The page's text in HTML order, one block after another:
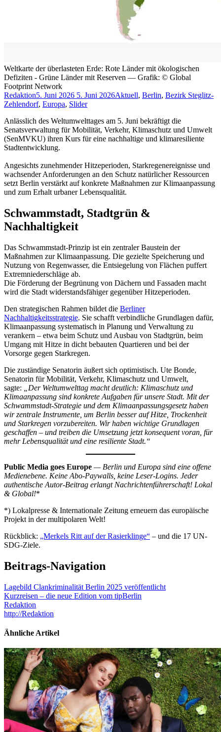
Weltkarte der überlasteten Erde: Rote Länder mit ökologischen
Defiziten - Grüne Länder mit Reserven — Grafik: © Global
Footprint Network
Redaktion5. Juni 2026 5. Juni 2026Aktuell, Berlin, Bezirk Steglitz-
Zehlendorf, Europa, Slider
Anlässlich des Weltumwelttages am 5. Juni bekräftigt die
Senatsverwaltung für Mobilität, Verkehr, Klimaschutz und Umwelt
(SenMVKU) ihren Kurs für eine nachhaltige und klimaresiliente
Stadtentwicklung.
Angesichts zunehmender Hitzeperioden, Starkregenereignisse und
wachsender Anforderungen an den Schutz natürlicher Ressourcen
setzt Berlin verstärkt auf konkrete Maßnahmen zur Klimaanpassung
und zum Erhalt urbaner Lebensqualität.
Schwammstadt, Stadtgrün &
Nachhaltigkeit
Das Schwammstadt-Prinzip ist ein zentraler Baustein der
Maßnahmen zur Klimaanpassung. Die gezielte Speicherung und
Nutzung von Regenwasser, die Entsiegelung von Flächen puffert
Extremniederschläge ab.
Die Förderung der Begrünung von Dächern und Fassaden macht
wird die Stadt widerstandsfähiger gegenüber Hitzeperioden.
Den strategischen Rahmen bildet die Berliner
Nachhaltigkeitsstrategie. Sie schafft verbindliche Grundlagen dafür,
Klimaanpassung systematisch in Planung und Verwaltung zu
verankern – etwa beim Schutz und Ausbau von Stadtgrün, beim
Umgang mit Hitze in dicht bebauten Quartieren und bei der
Vorsorge gegen Starkregen.
Die zuständige Senatorin äußert sich optimistisch. Ute Bonde,
Senatorin für Mobilität, Verkehr, Klimaschutz und Umwelt,
sagte:
„Der Weltumwelttag macht deutlich: Klimaschutz und
Klimaanpassung sind konkrete Aufgaben für unsere Stadt. Mit der
Schwammstadt-Strategie und dem Klimaanpassungsgesetz haben
wir zentrale Instrumente, um Berlin besser auf Hitze, Trockenheit
und Starkregen vorzubereiten. Wir haben wichtige Grundlagen
geschaffen – und treiben die Umsetzung jetzt konsequent voran, für
mehr Lebensqualität und eine resiliente Stadt.“
Public Media goes Europe — Berlin und Europa sind eine offene
Medienebene. Keine Abo-Paywalls, keine Leser-Logins. Jeder
authentische Autor-Beitrag erlangt Nachrichtenführerschaft! Lokal
& Global!*
*) Lokalpresse & Internationale Zeitung erneuern das europäische
Projekt in der multipolaren Welt!
Rückblick: „Merkels Ritt auf der Rasierklinge“ – und die 17 UN-
SDG-Ziele.
Beitrags-Navigation
Lagebild Clankriminalität Berlin 2025 veröffentlicht
Kurzreisen – die neue Edition vom tipBerlin
Redaktion
http://Redaktion
Ähnliche Artikel